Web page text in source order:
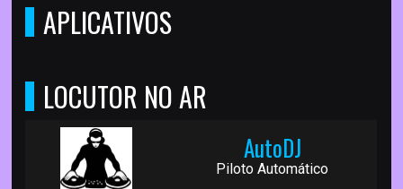
APLICATIVOS
LOCUTOR NO AR
AutoDJ
Piloto Automático